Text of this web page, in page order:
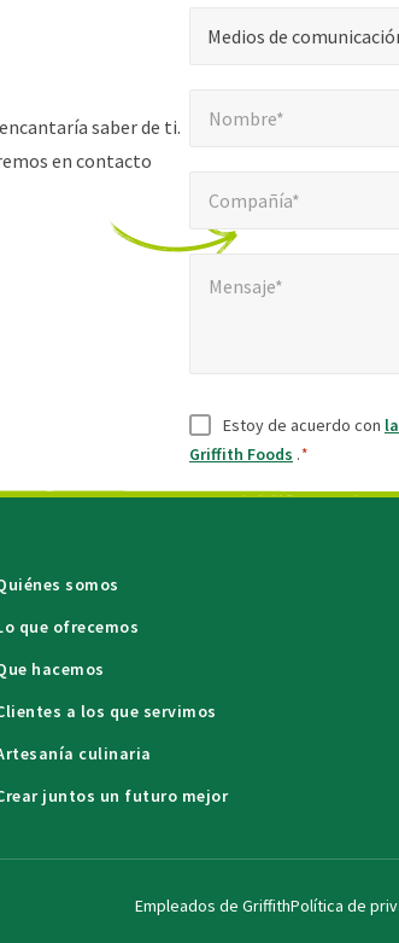
saber de ti.
en contacto
indica
obligatorios
Medios de
Nombre*
Compañía*
Mensaje*
Mensaje*
Consentir
Estoy de acuerdo con
Griffith Foods .*
somos
que ofrecemos
hacemos
a los que servimos
culinaria
juntos un futuro mejor
Empleados de GriffithPolítica de